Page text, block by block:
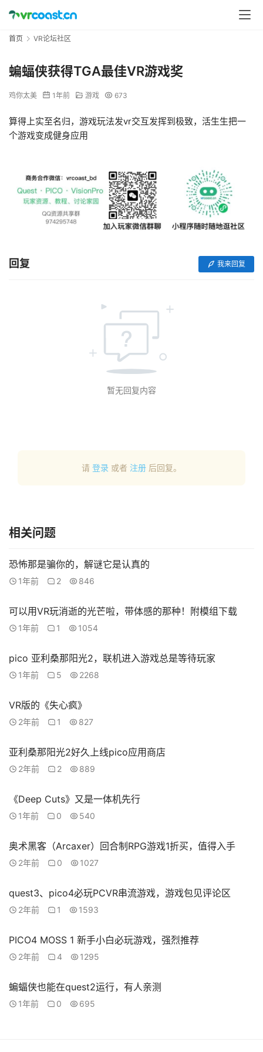
备
名
点
下
载
V
R
坛
社
首页 VR论坛社区
蝙蝠侠获得TGA最佳VR游戏奖
鸡你太美 1年前 游戏 673
算得上实至名归，游戏玩法发vr交互发挥到极致，活生生把一
个游戏变成健身应用
回复 我来回复
暂无回复内容
请 登录 或者 注册 后回复。
相关问题
恐怖那是骗你的，解谜它是认真的
1年前 2 846
可以用VR玩消逝的光芒啦，带体感的那种！附模组下载
1年前 1 1054
pico 亚利桑那阳光2，联机进入游戏总是等待玩家
1年前 5 2268
VR版的《失心疯》
2年前 1 827
亚利桑那阳光2好久上线pico应用商店
2年前 2 889
《Deep Cuts》又是一体机先行
1年前 0 540
奥术黑客（Arcaxer）回合制RPG游戏1折买，值得入手
2年前 0 1027
quest3、pico4必玩PCVR串流游戏，游戏包见评论区
2年前 1 1593
PICO4 MOSS 1 新手小白必玩游戏，强烈推荐
2年前 4 1295
蝙蝠侠也能在quest2运行，有人亲测
1年前 0 695